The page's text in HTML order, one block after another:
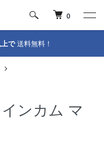
0
で送料無料！
ンカム マ